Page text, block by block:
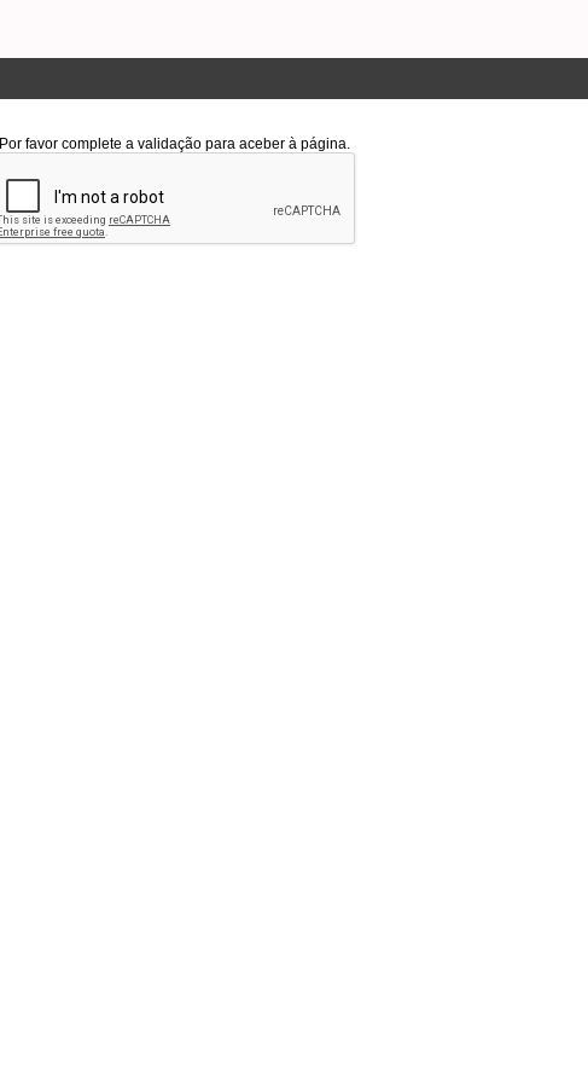
Por favor complete a validação para aceber à página.